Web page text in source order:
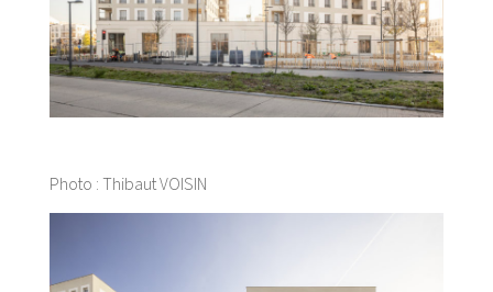
Photo : Thibaut VOISIN